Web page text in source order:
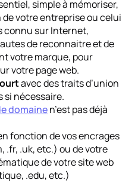
simple à mémoriser,
votre entreprise ou celui
connu sur Internet,
de reconnaitre et de
votre marque, pour
votre page web.
avec des traits d’union
si nécessaire.
domainen’est pas déjà
fonction de vos encrages
.fr, .uk, etc.) ou de votre
de votre site web
.edu, etc.)